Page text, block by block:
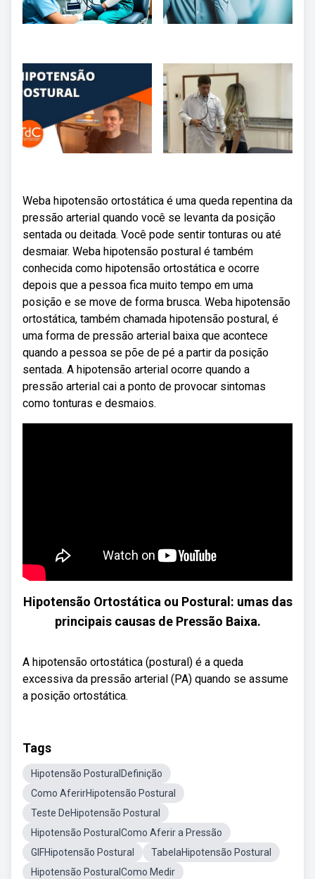
Weba hipotensão ortostática é uma queda repentina da
pressão arterial quando você se levanta da posição
sentada ou deitada. Você pode sentir tonturas ou até
desmaiar. Weba hipotensão postural é também
conhecida como hipotensão ortostática e ocorre
depois que a pessoa fica muito tempo em uma
posição e se move de forma brusca. Weba hipotensão
ortostática, também chamada hipotensão postural, é
uma forma de pressão arterial baixa que acontece
quando a pessoa se põe de pé a partir da posição
sentada. A hipotensão arterial ocorre quando a
pressão arterial cai a ponto de provocar sintomas
como tonturas e desmaios.
Hipotensão Ortostática ou Postural: umas das
principais causas de Pressão Baixa.
A hipotensão ortostática (postural) é a queda
excessiva da pressão arterial (PA) quando se assume
a posição ortostática.
Tags
Hipotensão PosturalDefinição
Como AferirHipotensão Postural
Teste DeHipotensão Postural
Hipotensão PosturalComo Aferir a Pressão
GIFHipotensão Postural
TabelaHipotensão Postural
Hipotensão PosturalComo Medir